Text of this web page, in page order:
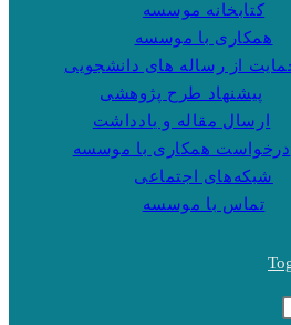
کتابخانه موسسه
همکاری با موسسه
از رساله های دانشجویی
پیشنهاد طرح پژوهشی
ارسال مقاله و یادداشت
درخواست همکاری با موسسه
شبکه‌های اجتماعی
تماس با موسسه